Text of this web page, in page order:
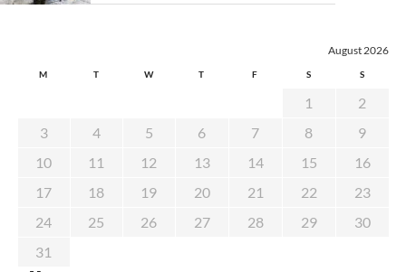
August 2026
M T W T F S S
1
2
3
4 5 6 7 8
9
10
11 12 13 14 15
16
17
18 19 20 21 22
23
24
25 26 27 28 29
30
31